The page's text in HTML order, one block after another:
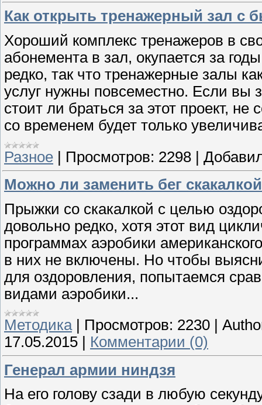
Как открыть тренажерный зал с
Хороший комплекс тренажеров в
абонемента в зал, окупается за
редко, так что тренажерные залы
услуг нужны повсеместно. Если вы
стоит ли браться за этот проект,
со временем будет только
Разное | Просмотров: 2298 |
Можно ли заменить бег
Прыжки со скакалкой с целью
довольно редко, хотя этот вид
программах аэробики
в них не включены. Но чтобы
для оздоровления, попытаемся
видами аэробики...
Методика| Просмотров: 2230
17.05.2015
Комментарии (0)
Генерал армии ниндзя
На его голову сзади в любую